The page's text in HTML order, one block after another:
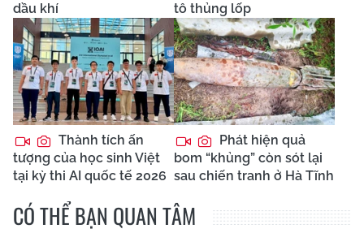
dầu khí
tô thủng lốp
Thành tích ấn
tượng của học sinh Việt
tại kỳ thi AI quốc tế 2026
Phát hiện quả
bom “khủng” còn sót lại
sau chiến tranh ở Hà Tĩnh
CÓ THỂ BẠN QUAN TÂM